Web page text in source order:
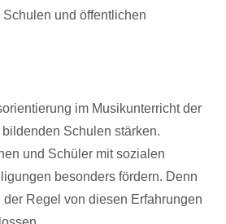
und öffentlichen
im Musikunterricht der
Schulen stärken.
und Schüler mit sozialen
besonders fördern. Denn
der Regel von diesen Erfahrungen